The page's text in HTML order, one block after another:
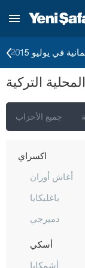
في يوليو 2015
التركية
جميع الأحزاب
أنقرة
أضنة
أديامان
أغري
أكسراي
أغاش أوران
باغليكايا
دميرجي
أسكي
أشمكايا